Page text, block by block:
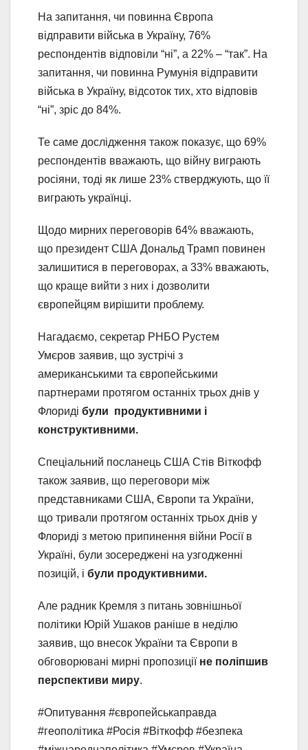
На запитання, чи повинна Європа
відправити війська в Україну, 76%
респондентів відповіли “ні”, а 22% – “так”. На
запитання, чи повинна Румунія відправити
війська в Україну, відсоток тих, хто відповів
“ні”, зріс до 84%.
Те саме дослідження також показує, що 69%
респондентів вважають, що війну виграють
росіяни, тоді як лише 23% стверджують, що її
виграють українці.
Щодо мирних переговорів 64% вважають,
що президент США Дональд Трамп повинен
залишитися в переговорах, а 33% вважають,
що краще вийти з них і дозволити
європейцям вирішити проблему.
Нагадаємо, секретар РНБО Рустем
Умєров заявив, що зустрічі з
американськими та європейськими
партнерами протягом останніх трьох днів у
Флориді були продуктивними і
конструктивними.
Спеціальний посланець США Стів Віткофф
також заявив, що переговори між
представниками США, Європи та України,
що тривали протягом останніх трьох днів у
Флориді з метою припинення війни Росії в
Україні, були зосереджені на узгодженні
позицій, і були продуктивними.
Але радник Кремля з питань зовнішньої
політики Юрій Ушаков раніше в неділю
заявив, що внесок України та Європи в
обговорювані мирні пропозиції не поліпшив
перспективи миру.
#Опитування #європейськаправда
#геополітика #Росія #Віткофф #безпека